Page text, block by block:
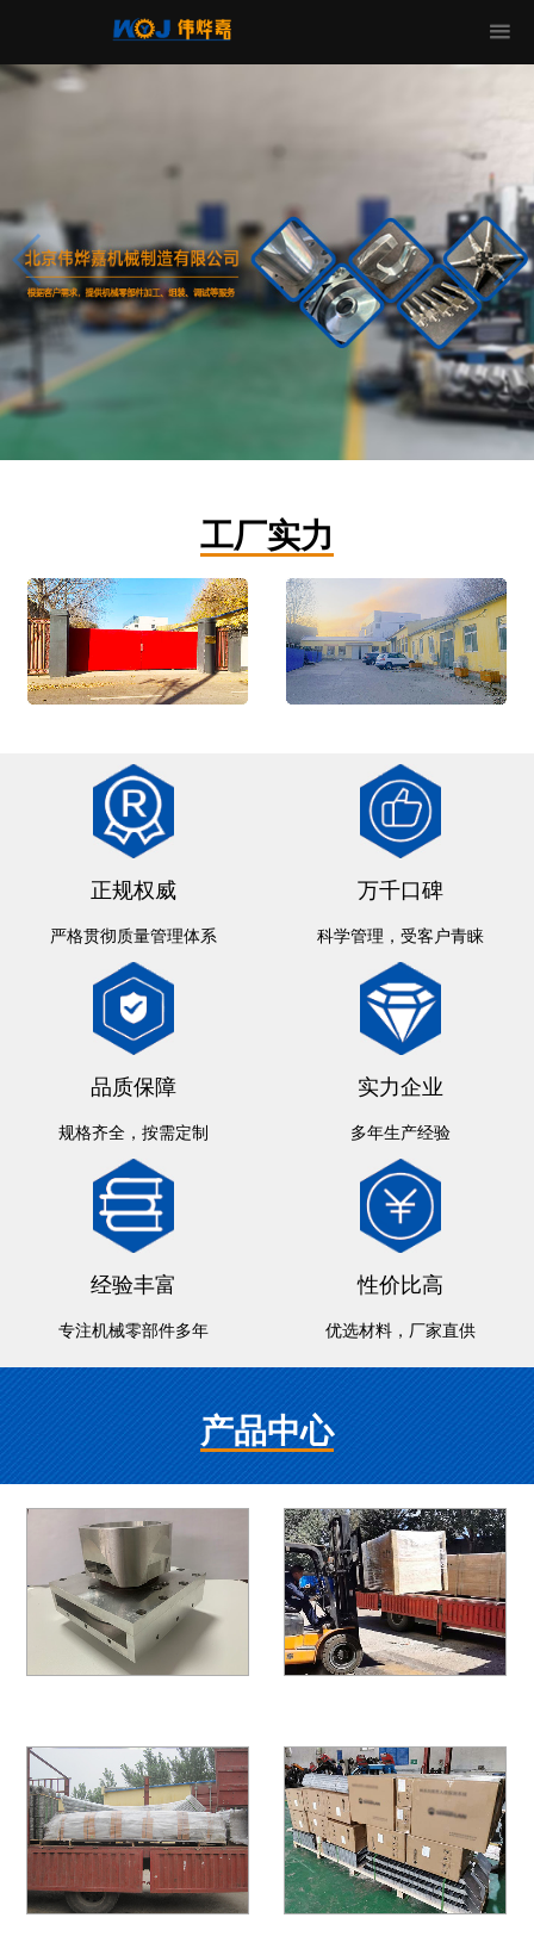
工厂实力
正规权威
严格贯彻质量管理体系
万千口碑
科学管理，受客户青睐
品质保障
规格齐全，按需定制
实力企业
多年生产经验
经验丰富
专注机械零部件多年
性价比高
优选材料，厂家直供
产品中心